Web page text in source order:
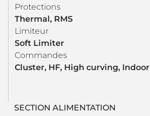
Protections
Thermal, RMS
Limiteur
Soft Limiter
Commandes
Cluster, HF, High curving, Indoor
SECTION ALIMENTATION